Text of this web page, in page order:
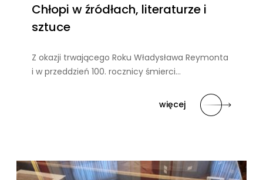
Chłopi w źródłach, literaturze i
sztuce
Z okazji trwającego Roku Władysława Reymonta
i w przeddzień 100. rocznicy śmierci…
więcej